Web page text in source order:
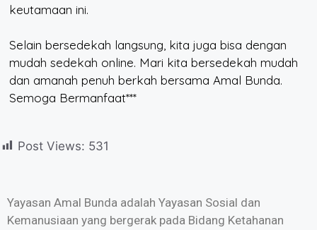
keutamaan ini.
Selain bersedekah langsung, kita juga bisa dengan
mudah sedekah online. Mari kita bersedekah mudah
dan amanah penuh berkah bersama Amal Bunda.
Semoga Bermanfaat***
Post Views: 531
Yayasan Amal Bunda adalah Yayasan Sosial dan
Kemanusiaan yang bergerak pada Bidang Ketahanan